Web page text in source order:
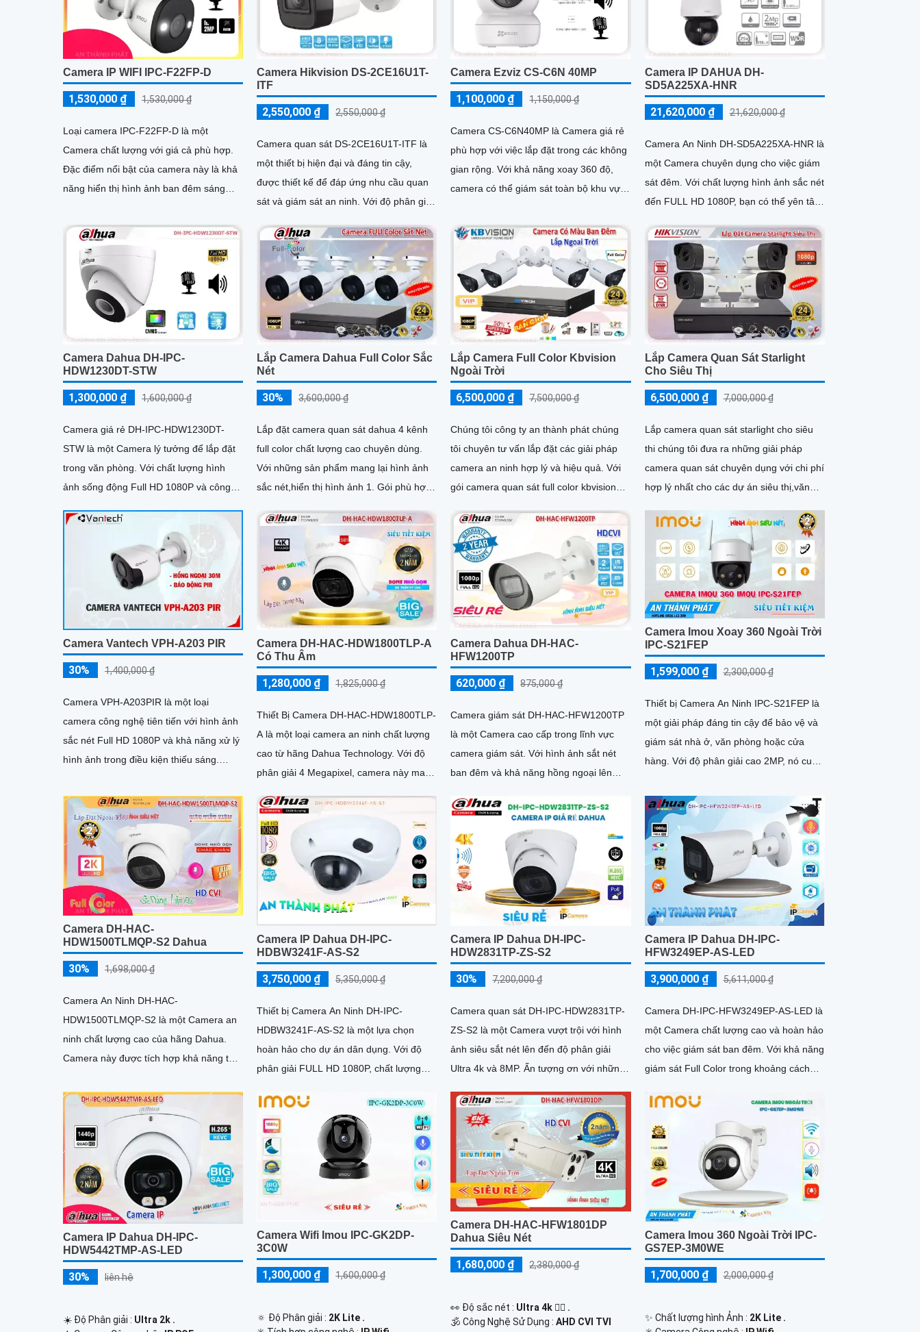
Camera IP WIFI IPC-F22FP-D
1,530,000 ₫ 1,530,000 ₫
Loại camera IPC-F22FP-D là một
Camera chất lượng với giá cả phù hợp.
Đặc điểm nổi bật của camera này là khả
năng hiển thị hình ảnh ban đêm sáng
Camera Hikvision DS-2CE16U1T-
ITF
2,550,000 ₫ 2,550,000 ₫
Camera quan sát DS-2CE16U1T-ITF là
một thiết bị hiện đại và đáng tin cậy,
được thiết kế để đáp ứng nhu cầu quan
sát và giám sát an ninh. Với độ phân giải
rõ nét và chi tiết
Camera Ezviz CS-C6N 40MP
1,100,000 ₫ 1,150,000 ₫
Camera CS-C6N40MP là Camera giá rẻ
phù hợp với việc lắp đặt trong các không
gian rộng. Với khả năng xoay 360 độ,
camera có thể giám sát toàn bộ khu vực
Camera IP DAHUA DH-
SD5A225XA-HNR
21,620,000 ₫ 21,620,000 ₫
Camera An Ninh DH-SD5A225XA-HNR là
một Camera chuyên dụng cho việc giám
sát đêm. Với chất lượng hình ảnh sắc nét
đến FULL HD 1080P, bạn có thể yên tâm
Camera Dahua DH-IPC-
HDW1230DT-STW
1,300,000 ₫ 1,600,000 ₫
Camera giá rẻ DH-IPC-HDW1230DT-
STW là một Camera lý tưởng để lắp đặt
trong văn phòng. Với chất lượng hình
ảnh sống động Full HD 1080P và công
Camera này đảm bảo mang đến cho bạn
những hình ảnh chất lượng cao
Lắp Camera Dahua Full Color Sắc
Nét
30% 3,600,000 ₫
Lắp đặt camera quan sát dahua 4 kênh
full color chất lượng cao chuyên dùng.
Với những sản phẩm mang lại hình ảnh
sắc nét,hiển thị hình ảnh 1. Gói phù hợp
Lắp Camera Full Color Kbvision
Ngoài Trời
6,500,000 ₫ 7,500,000 ₫
Chúng tôi công ty an thành phát chúng
tôi chuyên tư vấn lắp đặt các giải pháp
camera an ninh hợp lý và hiệu quả. Với
gói camera quan sát full color kbvision
Lắp Camera Quan Sát Starlight
Cho Siêu Thị
6,500,000 ₫ 7,000,000 ₫
Lắp camera quan sát starlight cho siêu
thi chúng tôi đưa ra những giải pháp
camera quan sát chuyên dụng với chi phí
hợp lý nhất cho các dự án siêu thị,văn
Camera Vantech VPH-A203 PIR
30% 1,400,000 ₫
Camera VPH-A203PIR là một loại
camera công nghệ tiên tiến với hình ảnh
sắc nét Full HD 1080P và khả năng xử lý
hình ảnh trong điều kiện thiếu sáng.
Camera DH-HAC-HDW1800TLP-A
Có Thu Âm
1,280,000 ₫ 1,825,000 ₫
Thiết Bị Camera DH-HAC-HDW1800TLP-
A là một loại camera an ninh chất lượng
cao từ hãng Dahua Technology. Với độ
phân giải 4 Megapixel, camera này mang
Camera Dahua DH-HAC-
HFW1200TP
620,000 ₫ 875,000 ₫
Camera giám sát DH-HAC-HFW1200TP
là một Camera cao cấp trong lĩnh vực
camera giám sát. Với hình ảnh sắt nét
ban đêm và khả năng hồng ngoại lên
lượng hình ảnh tuyệt vời mọi lúc, mọi nơi
Camera Imou Xoay 360 Ngoài Trời
IPC-S21FEP
1,599,000 ₫ 2,300,000 ₫
Thiết bị Camera An Ninh IPC-S21FEP là
một giải pháp đáng tin cậy để bảo vệ và
giám sát nhà ở, văn phòng hoặc cửa
hàng. Với độ phân giải cao 2MP, nó cung
Camera DH-HAC-
HDW1500TLMQP-S2 Dahua
30% 1,698,000 ₫
Camera An Ninh DH-HAC-
HDW1500TLMQP-S2 là một Camera an
ninh chất lượng cao của hãng Dahua.
Camera này được tích hợp khả năng thu
quan sát rõ nét ngay cả trong điều kiện
ánh sáng yếu
Camera IP Dahua DH-IPC-
HDBW3241F-AS-S2
3,750,000 ₫ 5,350,000 ₫
Thiết bị Camera An Ninh DH-IPC-
HDBW3241F-AS-S2 là một lựa chọn
hoàn hảo cho dự án dân dụng. Với độ
phân giải FULL HD 1080P, chất lượng
Camera IP Dahua DH-IPC-
HDW2831TP-ZS-S2
30% 7,200,000 ₫
Camera quan sát DH-IPC-HDW2831TP-
ZS-S2 là một Camera vượt trội với hình
ảnh siêu sắt nét lên đến độ phân giải
Ultra 4k và 8MP. Ấn tượng ơn với những
Camera IP Dahua DH-IPC-
HFW3249EP-AS-LED
3,900,000 ₫ 5,611,000 ₫
Camera DH-IPC-HFW3249EP-AS-LED là
một Camera chất lượng cao và hoàn hảo
cho việc giám sát ban đêm. Với khả năng
giám sát Full Color trong khoảng cách
Camera IP Dahua DH-IPC-
HDW5442TMP-AS-LED
30% liên hệ
☀️ Độ Phân giải : Ultra 2k .
Camera Wifi Imou IPC-GK2DP-
3C0W
1,300,000 ₫ 1,600,000 ₫
🔅 Độ Phân giải : 2K Lite .
Camera DH-HAC-HFW1801DP
Dahua Siêu Nét
1,680,000 ₫ 2,380,000 ₫
️👀 Độ sắc nét : Ultra 4k 👍🏾 .
🕉️ Công Nghệ Sử Dụng :AHD CVI TVI
Camera Imou 360 Ngoài Trời IPC-
GS7EP-3M0WE
1,700,000 ₫ 2,000,000 ₫
✨ Chất lượng hình Ảnh : 2K Lite .